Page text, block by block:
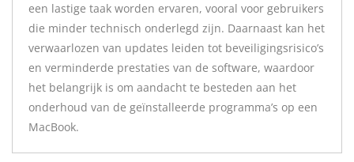
een lastige taak worden ervaren, vooral voor gebruikers
die minder technisch onderlegd zijn. Daarnaast kan het
verwaarlozen van updates leiden tot beveiligingsrisico’s
en verminderde prestaties van de software, waardoor
het belangrijk is om aandacht te besteden aan het
onderhoud van de geïnstalleerde programma’s op een
MacBook.